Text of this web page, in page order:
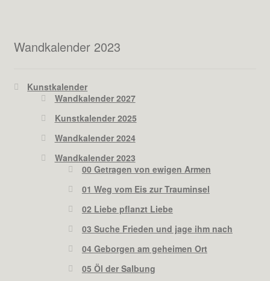
Wandkalender 2023
Kunstkalender
Wandkalender 2027
Kunstkalender 2025
Wandkalender 2024
Wandkalender 2023
00 Getragen von ewigen Armen
01 Weg vom Eis zur Trauminsel
02 Liebe pflanzt Liebe
03 Suche Frieden und jage ihm nach
04 Geborgen am geheimen Ort
05 Öl der Salbung